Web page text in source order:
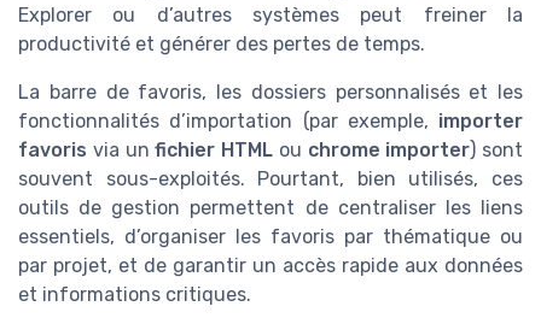
Explorer ou d’autres systèmes peut freiner la
productivité et générer des pertes de temps.
La barre de favoris, les dossiers personnalisés et les
fonctionnalités d’importation (par exemple, importer
favoris via unfichier HTML ou chrome importer) sont
souvent sous-exploités. Pourtant, bien utilisés, ces
outils de gestion permettent de centraliser les liens
essentiels, d’organiser les favoris par thématique ou
par projet, et de garantir un accès rapide aux données
et informations critiques.